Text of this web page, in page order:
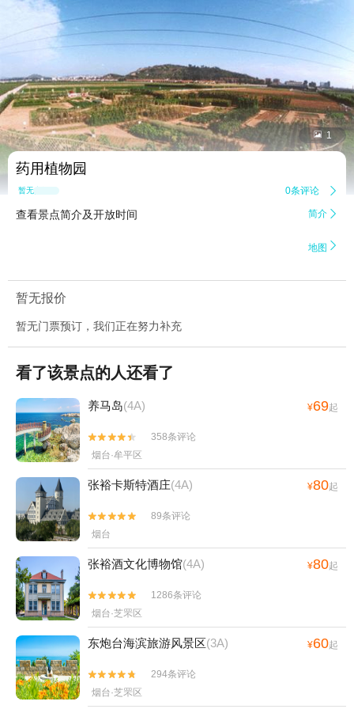
 1
药用植物园
暂无点评 0条评论 
查看景点简介及开放时间 简介 
地图 
暂无报价
暂无门票预订，我们正在努力补充
看了该景点的人还看了
养马岛(4A) ¥69起


358条评论
烟台·牟平区
张裕卡斯特酒庄(4A) ¥80起


89条评论
烟台
张裕酒文化博物馆(4A) ¥80起


1286条评论
烟台·芝罘区
东炮台海滨旅游风景区(3A) ¥60起


294条评论
烟台·芝罘区